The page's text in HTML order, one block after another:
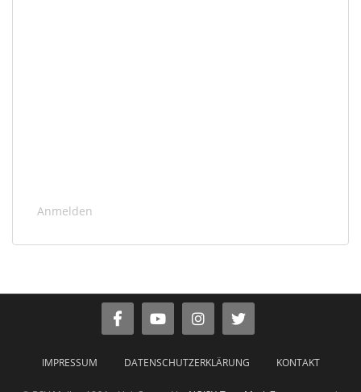
Anmelden
IMPRESSUM DATENSCHUTZERKLÄRUNG KONTAKT